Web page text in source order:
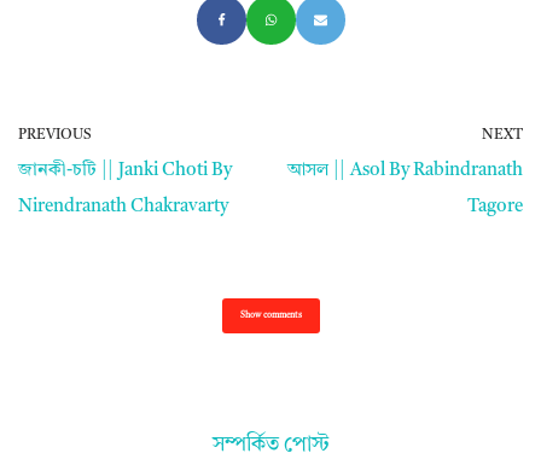
PREVIOUS
জানকী-চটি || Janki Choti By
Nirendranath Chakravarty
NEXT
আসল || Asol By Rabindranath
Tagore
Show comments
সম্পর্কিত পোস্ট